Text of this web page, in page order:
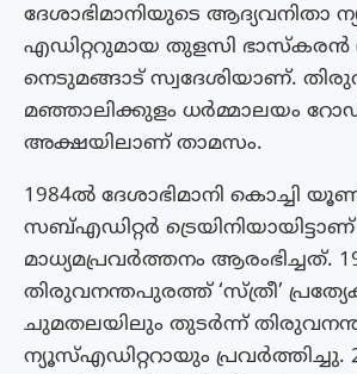
ദേശാഭിമാനിയുടെ ആദ്യവനിതാ
എഡിറ്ററുമായ തുളസി ഭാസ്‌കരൻ
നെടുമങ്ങാട് സ്വദേശിയാണ്‌.
മഞ്ഞാലിക്കുളം ധർമ്മാലയം
അക്ഷയിലാണ് താമസം.
1984ൽ ദേശാഭിമാനി കൊച്ചി
സബ്എഡിറ്റർ ട്രെയിനിയായിട്ടാണ്‌
മാധ്യമപ്രവർത്തനം ആരംഭിച്ചത്‌.
തിരുവനന്തപുരത്ത് ‘സ്ത്രീ’ പ്രത്യേക
ചുമതലയിലും തുടർന്ന്‌
ന്യൂസ്എഡിറ്ററായും പ്രവർത്തിച്ചു.